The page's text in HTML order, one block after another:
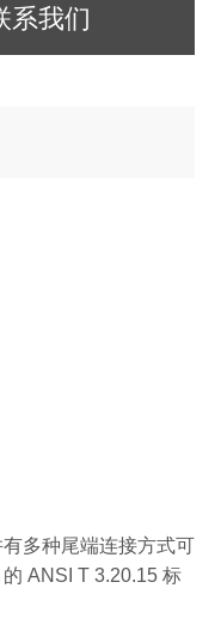
系我们
多种尾端连接方式可
ANSI T 3.20.15 标